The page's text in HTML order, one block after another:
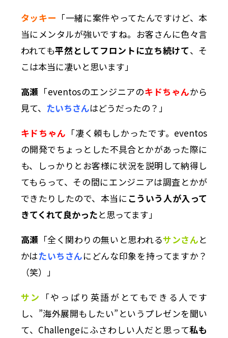
タッキー 「一緒に案件やってたんですけど、本
当にメンタルが強いですね。お客さんに色々言
われても平然としてフロントに立ち続けて、そ
こは本当に凄いと思います」
高瀬 「eventosのエンジニアのキドちゃんから
見て、 たいちさんはどうだったの？」
キドちゃん 「凄く頼もしかったです。eventos
の開発でちょっとした不具合とかがあった際に
も、しっかりとお客様に状況を説明して納得し
てもらって、その間にエンジニアは調査とかが
できたりしたので、本当に こういう人が入って
きてくれて良かったと思ってます」
高瀬 「全く関わりの無いと思われるサンさんと
かはたいちさんにどんな印象を持ってますか？
（笑）」
サン 「やっぱり英語がとてもできる人です
し、”海外展開もしたい”というプレゼンを聞い
て、Challengeにふさわしい人だと思って私も